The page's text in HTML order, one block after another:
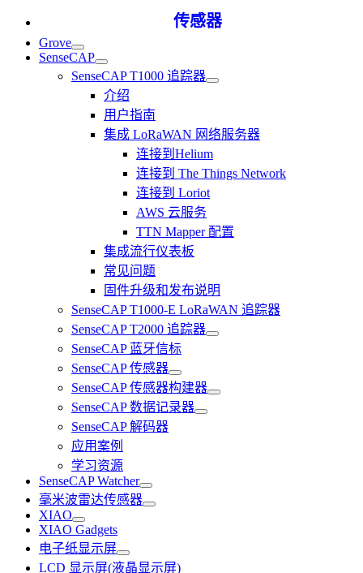
传感器
Grove
SenseCAP
SenseCAP T1000 追踪器
介绍
用户指南
集成 LoRaWAN 网络服务器
连接到Helium
连接到 The Things Network
连接到 Loriot
AWS 云服务
TTN Mapper 配置
集成流行仪表板
常见问题
固件升级和发布说明
SenseCAP T1000-E LoRaWAN 追踪器
SenseCAP T2000 追踪器
SenseCAP 蓝牙信标
SenseCAP 传感器
SenseCAP 传感器构建器
SenseCAP 数据记录器
SenseCAP 解码器
应用案例
学习资源
SenseCAP Watcher
毫米波雷达传感器
XIAO
XIAO Gadgets
电子纸显示屏
LCD 显示屏(液晶显示屏)